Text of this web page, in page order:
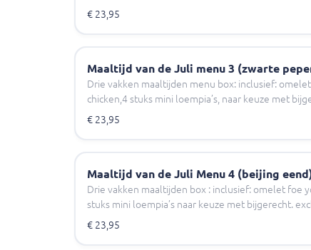
€ 23,95
Maaltijd van de Juli menu 3 (zwarte
Drie vakken maaltijden menu box: inclusief:
chicken,4 stuks mini loempia’s, naar keuze met
€ 23,95
Maaltijd van de Juli Menu 4 (beijing
Drie vakken maaltijden box : inclusief: omelet foe
stuks mini loempia’s naar keuze met bijgerecht.
€ 23,95